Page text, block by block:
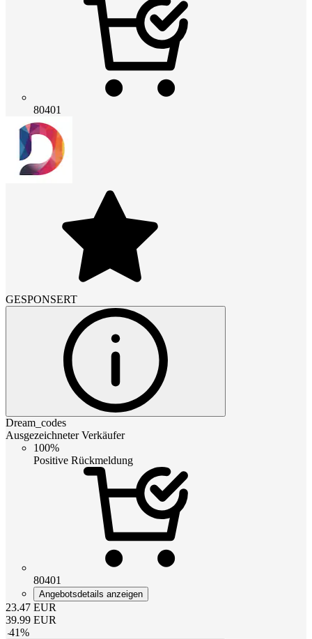
80401
GESPONSERT
Dream_codes
Ausgezeichneter Verkäufer
100%
Positive Rückmeldung
80401
Angebotsdetails anzeigen
23.47 EUR
39.99 EUR
-41%